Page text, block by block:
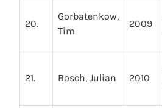
20.
Gorbatenkow,
Tim
2009
21. Bosch, Julian 2010